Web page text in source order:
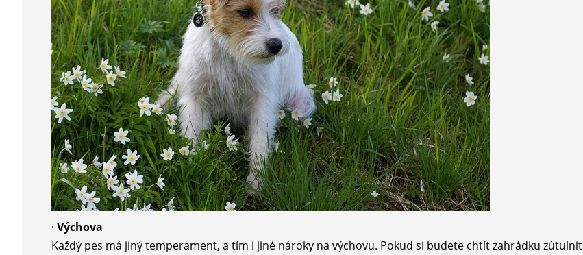
·Výchova
Každý pes má jiný temperament, a tím i jiné nároky na výchovu. Pokud si budete chtít zahrádku zútulnit